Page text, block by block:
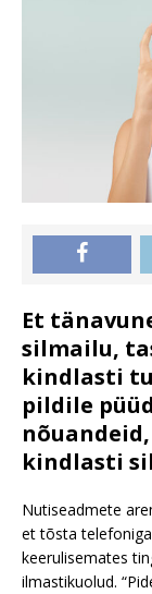
Et
silmailu,
kindlasti
pildile
kindlasti
Nutiseadmete
et tõsta
keerulisemates
ilmastikuolud.